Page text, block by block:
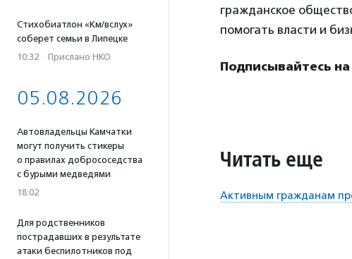
Стихобиатлон «Км/вслух»
соберет семьи в Липецке
10:32 · Прислано НКО
05.08.2026
Автовладельцы Камчатки
могут получить стикеры
о правилах добрососедства
с бурыми медведями
18:02
Для родственников
пострадавших в результате
атаки беспилотников под
гражданское
помогать власти и
Подписывайтесь
Читать еще
Активным гражданам